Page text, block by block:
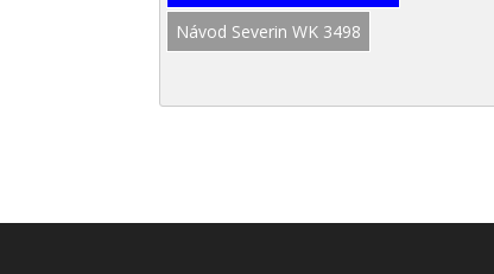
Návod Severin WK 3498